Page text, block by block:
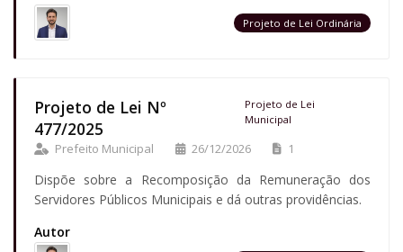
Projeto de Lei Ordinária
Projeto de Lei Nº
477/2025
Projeto de Lei
Municipal
Prefeito Municipal 26/12/2026 1
Dispõe sobre a Recomposição da Remuneração dos
Servidores Públicos Municipais e dá outras providências.
Autor